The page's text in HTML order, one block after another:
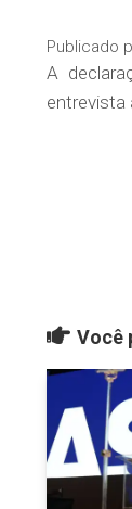
Publicado
A
entrevista
Você